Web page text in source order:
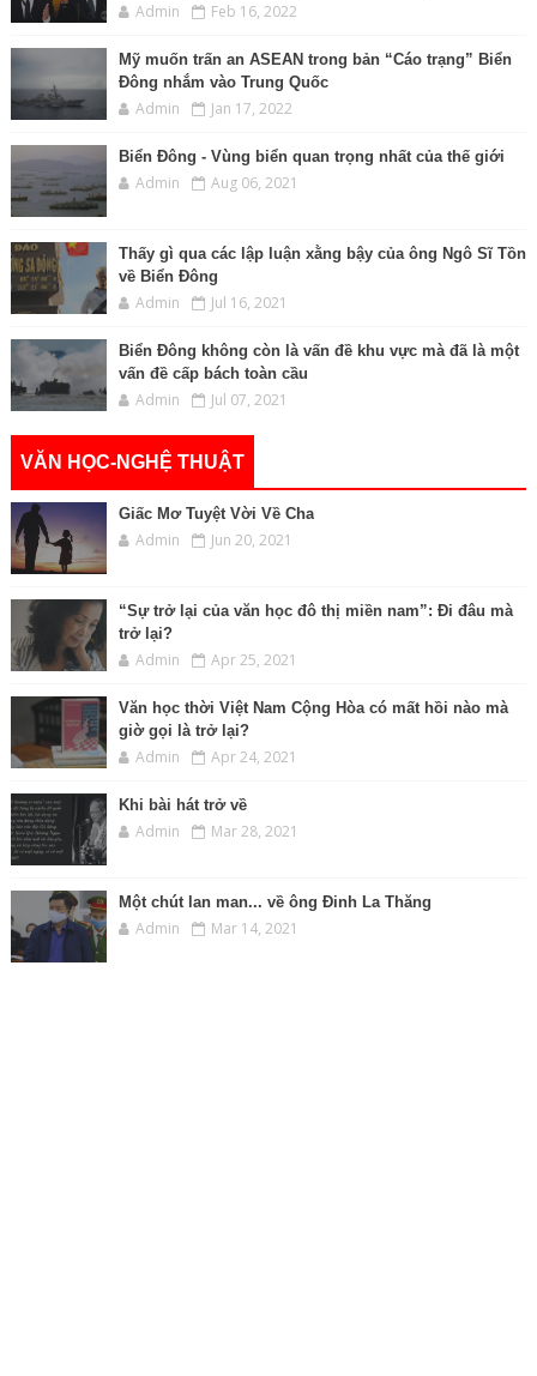
Admin Feb 16, 2022
Mỹ muốn trấn an ASEAN trong bản “Cáo trạng” Biển
Đông nhắm vào Trung Quốc
Admin Jan 17, 2022
Biển Đông - Vùng biển quan trọng nhất của thế giới
Admin Aug 06, 2021
Thấy gì qua các lập luận xằng bậy của ông Ngô Sĩ Tồn
về Biển Đông
Admin Jul 16, 2021
Biển Đông không còn là vấn đề khu vực mà đã là một
vấn đề cấp bách toàn cầu
Admin Jul 07, 2021
VĂN HỌC-NGHỆ THUẬT
Giấc Mơ Tuyệt Vời Về Cha
Admin Jun 20, 2021
“Sự trở lại của văn học đô thị miền nam”: Đi đâu mà
trở lại?
Admin Apr 25, 2021
Văn học thời Việt Nam Cộng Hòa có mất hồi nào mà
giờ gọi là trở lại?
Admin Apr 24, 2021
Khi bài hát trở về
Admin Mar 28, 2021
Một chút lan man... về ông Đinh La Thăng
Admin Mar 14, 2021